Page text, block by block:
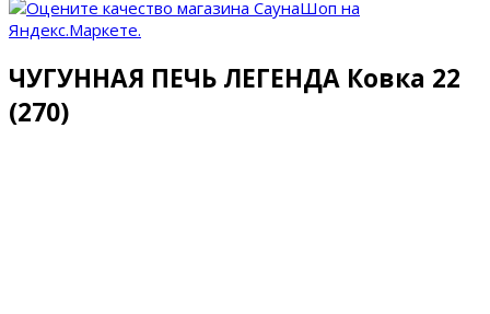
ЧУГУННАЯ ПЕЧЬ ЛЕГЕНДА Ковка 22
(270)